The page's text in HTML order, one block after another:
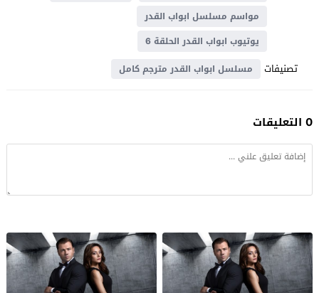
مواسم مسلسل ابواب القدر
يوتيوب ابواب القدر الحلقة 6
تصنيفات مسلسل ابواب القدر مترجم كامل
0 التعليقات